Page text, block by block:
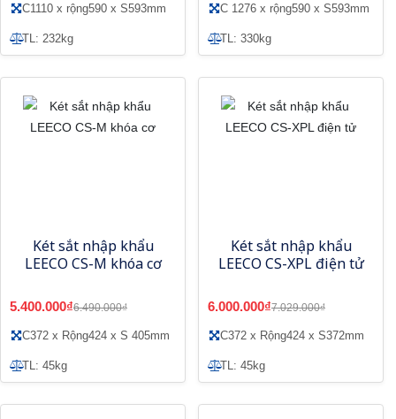
C1110 x rộng590 x S593mm
TL: 232kg
C 1276 x rộng590 x S593mm
TL: 330kg
Két sắt nhập khẩu
LEECO CS-M khóa cơ
5.400.000₫6.490.000₫
C372 x Rộng424 x S 405mm
TL: 45kg
Két sắt nhập khẩu
LEECO CS-XPL điện tử
6.000.000₫7.029.000₫
C372 x Rộng424 x S372mm
TL: 45kg